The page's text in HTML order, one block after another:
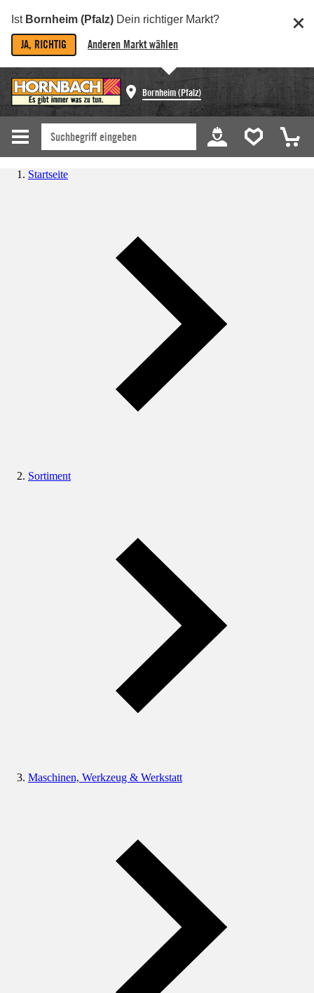
Ist Bornheim (Pfalz) Dein richtiger Markt?
JA, RICHTIG Anderen Markt wählen
Bornheim (Pfalz)
Startseite
Sortiment
Maschinen, Werkzeug & Werkstatt